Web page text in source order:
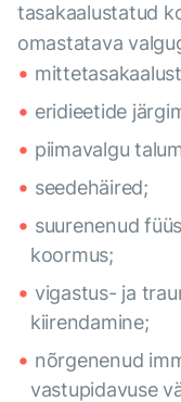
tasakaalustatud
omastatava
eridieetide
piimavalgu
seedehäired;
suurenenud
koormus;
vigastus- ja
kiirendamine;
nõrgenenud
vastupidavuse